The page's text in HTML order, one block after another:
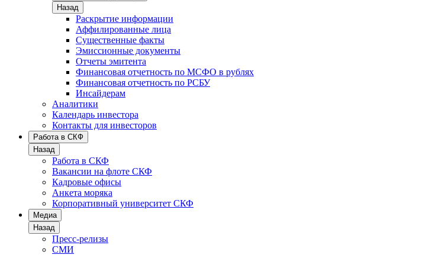
Назад
Раскрытие информации
Аффилированные лица
Существенные факты
Эмиссионные документы
Отчеты эмитента
Финансовая отчетность по МСФО в рублях
Финансовая отчетность по РСБУ
Инсайдерам
Аналитики
Календарь инвестора
Контакты для инвесторов
Работа в СКФ
Назад
Работа в СКФ
Вакансии на флоте СКФ
Кадровые офисы
Анкета моряка
Корпоративный университет СКФ
Медиа
Назад
Пресс-релизы
СМИ